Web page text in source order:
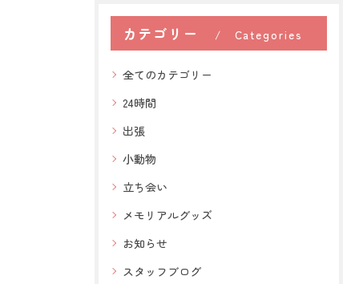
カテゴリー Categories
全てのカテゴリー
24時間
出張
小動物
立ち会い
メモリアルグッズ
お知らせ
スタッフブログ